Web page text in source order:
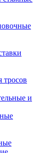
тросов
и